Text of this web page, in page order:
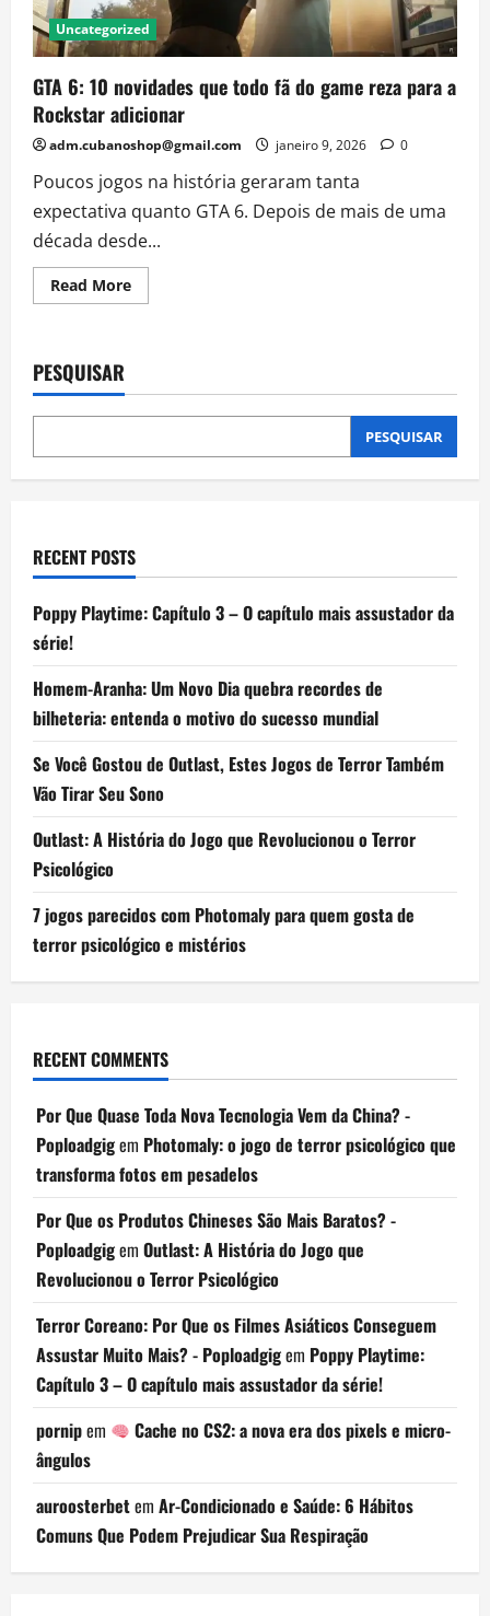
Uncategorized
GTA 6: 10 novidades que todo fã do game reza para a
Rockstar adicionar
adm.cubanoshop@gmail.com janeiro 9, 2026 0
Poucos jogos na história geraram tanta
expectativa quanto GTA 6. Depois de mais de uma
década desde...
Read MoreRead
more
que
fã
game
para
PESQUISAR
PESQUISAR
RECENT POSTS
Poppy Playtime: Capítulo 3 – O capítulo mais assustador da
série!
Homem-Aranha: Um Novo Dia quebra recordes de
bilheteria: entenda o motivo do sucesso mundial
Se Você Gostou de Outlast, Estes Jogos de Terror Também
Vão Tirar Seu Sono
Outlast: A História do Jogo que Revolucionou o Terror
Psicológico
7 jogos parecidos com Photomaly para quem gosta de
terror psicológico e mistérios
RECENT COMMENTS
Por Que Quase Toda Nova Tecnologia Vem da China? -
Poploadgigem Photomaly: o jogo de terror psicológico que
transforma fotos em pesadelos
Por Que os Produtos Chineses São Mais Baratos? -
Poploadgigem Outlast: A História do Jogo que
Revolucionou o Terror Psicológico
Terror Coreano: Por Que os Filmes Asiáticos Conseguem
Assustar Muito Mais? - Poploadgigem Poppy Playtime:
Capítulo 3 – O capítulo mais assustador da série!
pornipem
Cache no CS2: a nova era dos pixels e micro-
ângulos
auroosterbetem Ar-Condicionado e Saúde: 6 Hábitos
Comuns Que Podem Prejudicar Sua Respiração